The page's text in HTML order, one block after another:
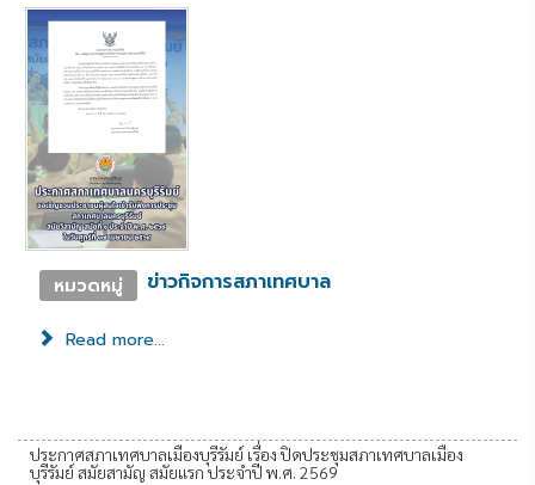
หมวดหมู่ ข่าวกิจการสภาเทศบาล
Read more...
ประกาศสภาเทศบาลเมืองบุรีรัมย์ เรื่อง ปิดประชุมสภาเทศบาลเมือง
บุรีรัมย์ สมัยสามัญ สมัยแรก ประจำปี พ.ศ. 2569